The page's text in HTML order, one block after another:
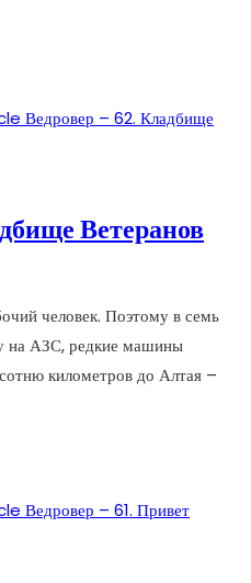
Ветеранов
человек. Поэтому в семь
на АЗС, редкие машины
километров до Алтая –